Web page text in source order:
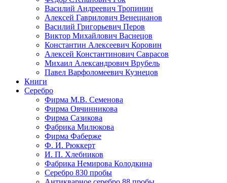
Василий Андреевич Тропинин
Алексей Гаврилович Венецианов
Василий Григорьевич Перов
Виктор Михайлович Васнецов
Константин Алексеевич Коровин
Алексей Константинович Саврасов
Михаил Александрович Врубель
Павел Варфоломеевич Кузнецов
Книги
Серебро
Фирма М.В. Семенова
Фирма Овчинникова
Фирма Сазикова
Фабрика Милюкова
Фирма Фаберже
Ф. И. Рюккерт
И. П. Хлебников
Фабрика Немирова Колодкина
Серебро 830 пробы